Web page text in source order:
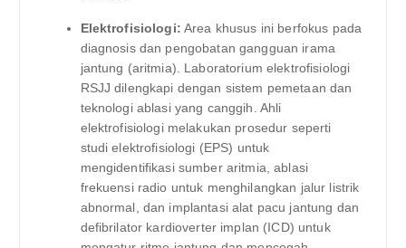
Elektrofisiologi: Area khusus ini berfokus pada
diagnosis dan pengobatan gangguan irama
jantung (aritmia). Laboratorium elektrofisiologi
RSJJ dilengkapi dengan sistem pemetaan dan
teknologi ablasi yang canggih. Ahli
elektrofisiologi melakukan prosedur seperti
studi elektrofisiologi (EPS) untuk
mengidentifikasi sumber aritmia, ablasi
frekuensi radio untuk menghilangkan jalur listrik
abnormal, dan implantasi alat pacu jantung dan
defibrilator kardioverter implan (ICD) untuk